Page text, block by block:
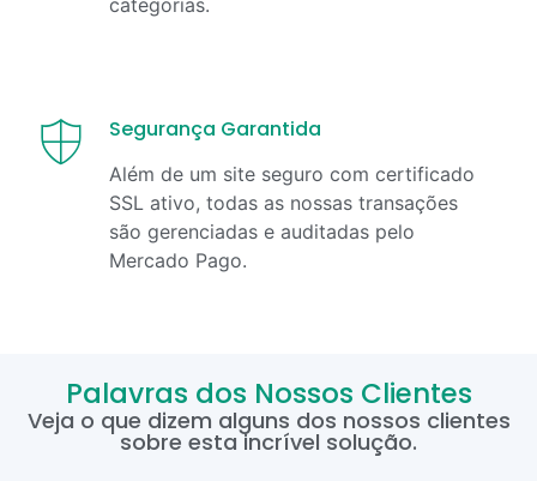
Segurança Garantida
Além de um site seguro com certificado
SSL ativo, todas as nossas transações
são gerenciadas e auditadas pelo
Mercado Pago.
Palavras dos Nossos Clientes
Veja o que dizem alguns dos nossos clientes
sobre esta incrível solução.